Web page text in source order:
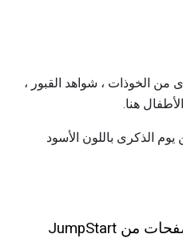
من الخوذات ، شواهد القبور ،
هنا.
الذكرى باللون الأسود